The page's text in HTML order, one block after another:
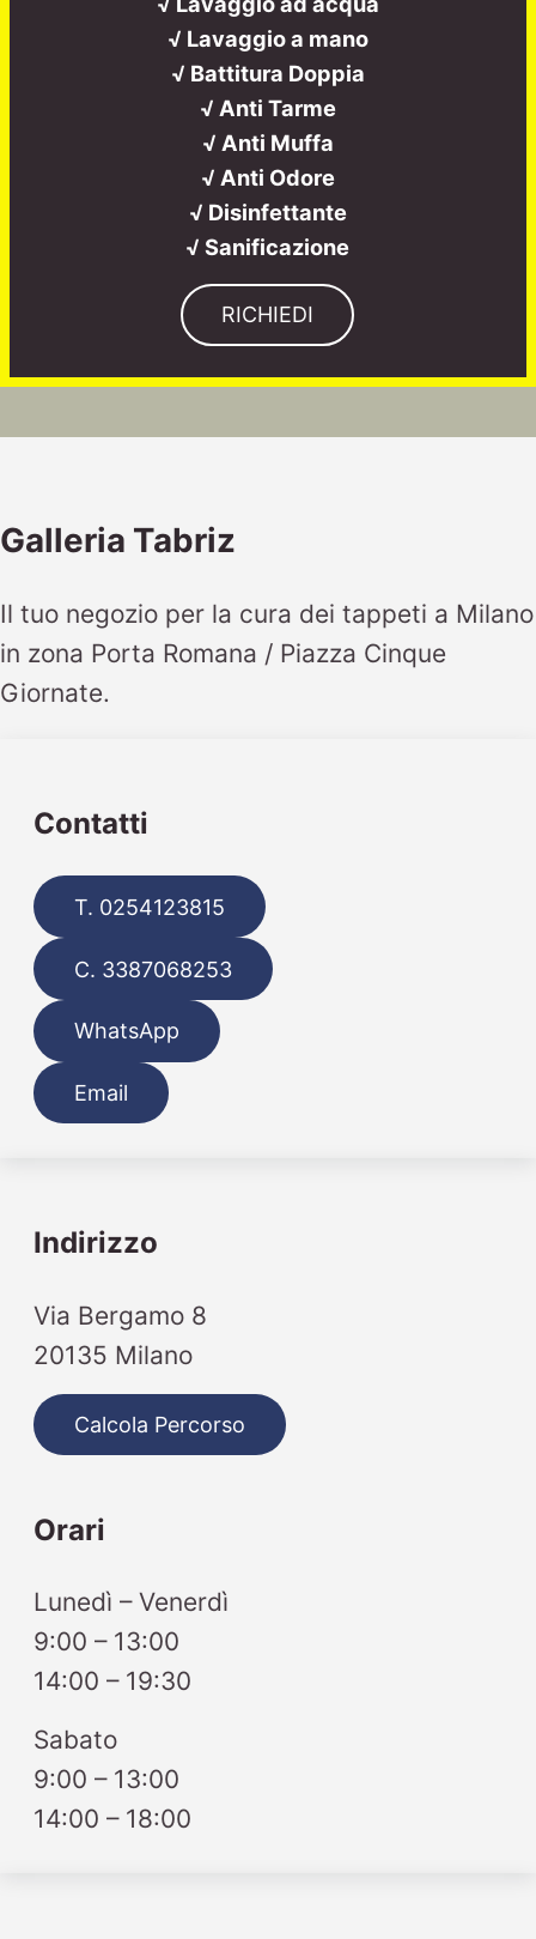
√ Lavaggio a mano
√ Battitura Doppia
√ Anti Tarme
√ Anti Muffa
√ Anti Odore
√ Disinfettante
√ Sanificazione
RICHIEDI
Galleria Tabriz
Il tuo negozio per la cura dei tappeti a Milano
in zona Porta Romana / Piazza Cinque
Giornate.
Contatti
T. 0254123815
C. 3387068253
WhatsApp
Email
Indirizzo
Via Bergamo 8
20135 Milano
Calcola Percorso
Orari
Lunedì – Venerdì
9:00 – 13:00
14:00 – 19:30
Sabato
9:00 – 13:00
14:00 – 18:00